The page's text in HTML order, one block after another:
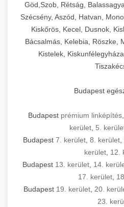
Göd,Szob, Rétság,
Szécsény, Aszód, Hatvan,
Kiskőrös, Kecel, Dusnok,
Bácsalmás, Kelebia, Röszke,
Kistelek,
Budapest
Budapest prémium linképítés
kerület, 5.
Budapest 7. kerület, 8. kerület,
kerület 12.
Budapest 13. kerület 14.
17. kerület
Budapest 19. kerület 20.
23.